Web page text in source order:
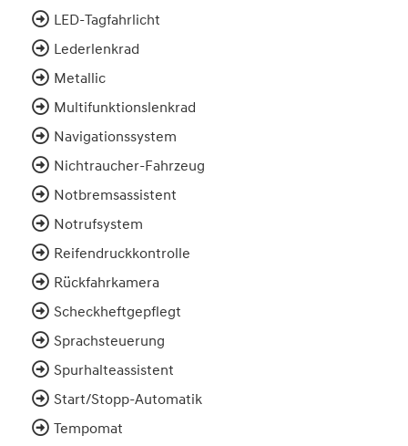
LED-Tagfahrlicht
Lederlenkrad
Metallic
Multifunktionslenkrad
Navigationssystem
Nichtraucher-Fahrzeug
Notbremsassistent
Notrufsystem
Reifendruckkontrolle
Rückfahrkamera
Scheckheftgepflegt
Sprachsteuerung
Spurhalteassistent
Start/Stopp-Automatik
Tempomat